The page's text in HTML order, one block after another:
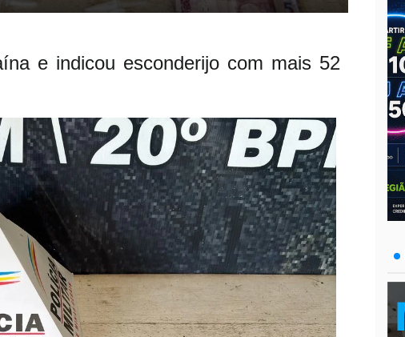
e indicou esconderijo com mais 52